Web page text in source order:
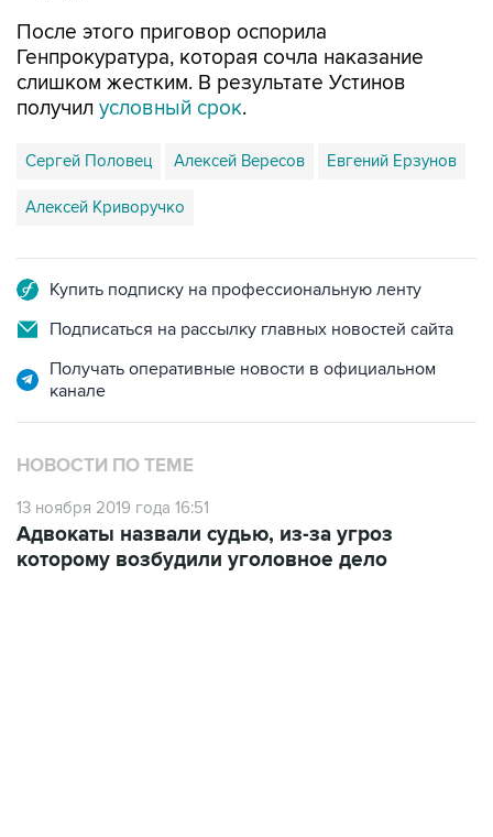
слишком жестким. В результате Устинов
получилусловный срок.
Сергей Половец Алексей Вересов
Алексей Криворучко
Подписаться на рассылку главных новостей сайта
Получать оперативные новости в официальном
НОВОСТИ ПО ТЕМЕ
13 ноября 2019 года 16:51
которому возбудили уголовное дело